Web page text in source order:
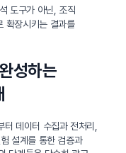
도구가 아닌, 조직
확장시키는 결과를
성하는
터 데이터 수집과 전처리,
설계를 통한 검증과